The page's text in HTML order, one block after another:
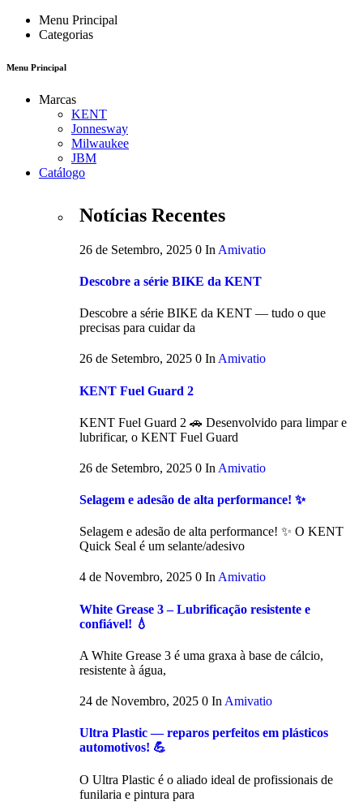
Menu Principal
Categorias
Menu Principal
Marcas
KENT
Jonnesway
Milwaukee
JBM
Catálogo
Notícias Recentes
26 de Setembro, 2025 0 In Amivatio
Descobre a série BIKE da KENT
Descobre a série BIKE da KENT — tudo o que
precisas para cuidar da
26 de Setembro, 2025 0 In Amivatio
KENT Fuel Guard 2
KENT Fuel Guard 2 🚗 Desenvolvido para limpar e
lubrificar, o KENT Fuel Guard
26 de Setembro, 2025 0 In Amivatio
Selagem e adesão de alta performance! ✨
Selagem e adesão de alta performance! ✨ O KENT
Quick Seal é um selante/adesivo
4 de Novembro, 2025 0 InAmivatio
White Grease 3 – Lubrificação resistente e
confiável! 💧
A White Grease 3 é uma graxa à base de cálcio,
resistente à água,
24 de Novembro, 2025 0 In Amivatio
Ultra Plastic — reparos perfeitos em plásticos
automotivos! 💪
O Ultra Plastic é o aliado ideal de profissionais de
funilaria e pintura para